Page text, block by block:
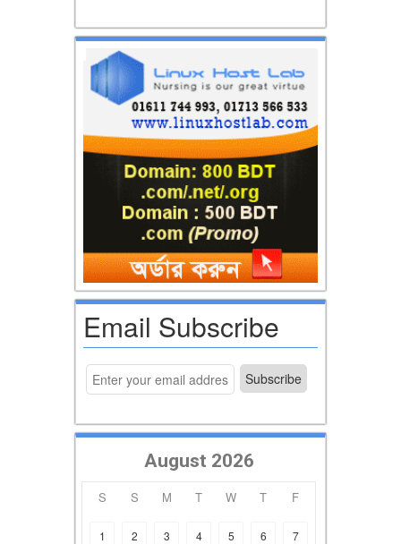
Email Subscribe
August 2026
S S M T W T F
1 2 3 4 5 6 7